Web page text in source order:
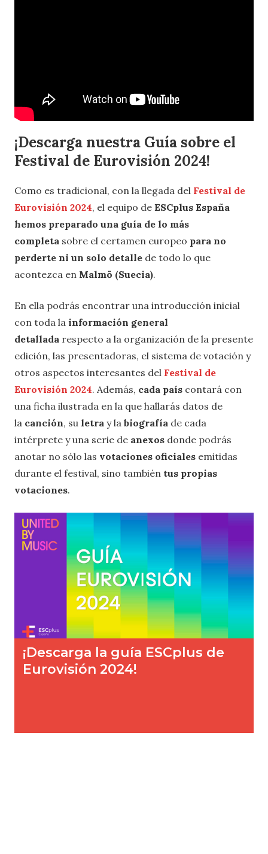
¡Descarga nuestra Guía sobre el
Festival de Eurovisión 2024!
Como es tradicional, con la llegada del Festival de
Eurovisión 2024, el equipo de ESCplus España
hemos preparado una guía de lo más
completa sobre el certamen europeo para no
perderte ni un solo detalle de todo lo que
acontezca en Malmö (Suecia).
En ella podrás encontrar una introducción inicial
con toda la información general
detallada respecto a la organización de la presente
edición, las presentadoras, el sistema de votación y
otros aspectos interesantes del Festival de
Eurovisión 2024. Además, cada país contará con
una ficha ilustrada en la que hallarás datos de
la canción, su letra y la biografía de cada
intérprete y una serie de anexos donde podrás
anotar no sólo las votaciones oficiales emitidas
durante el festival, sino también tus propias
votaciones.